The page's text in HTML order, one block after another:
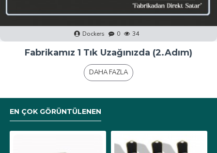
Dockers 0 40
Fabrikamız 1 Tık Uzağınızda (1.Adım)
DAHA FAZLA
EN ÇOK GÖRÜNTÜLENEN